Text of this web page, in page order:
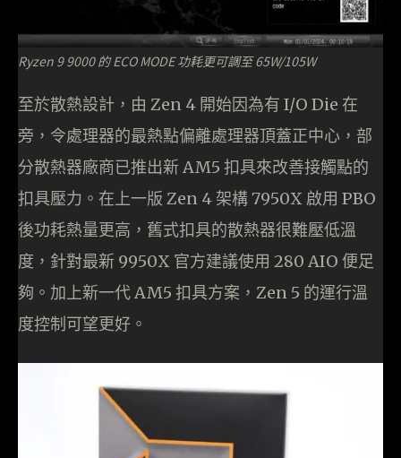
Ryzen 9 9000 的 ECO MODE 功耗更可調至 65W/105W
至於散熱設計，由 Zen 4 開始因為有 I/O Die 在
旁，令處理器的最熱點偏離處理器頂蓋正中心，部
分散熱器廠商已推出新 AM5 扣具來改善接觸點的
扣具壓力。在上一版 Zen 4 架構 7950X 啟用 PBO
後功耗熱量更高，舊式扣具的散熱器很難壓低溫
度，針對最新 9950X 官方建議使用 280 AIO 便足
夠。加上新一代 AM5 扣具方案，Zen 5 的運行溫
度控制可望更好。